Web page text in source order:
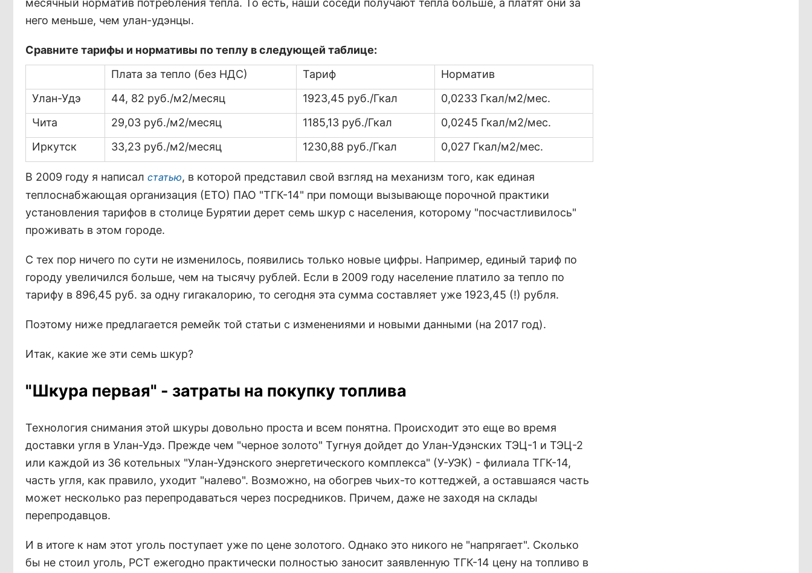
месячный норматив потребления тепла. То есть, наши соседи получают тепла больше, а платят они за
него меньше, чем улан-удэнцы.
Сравните тарифы и нормативы по теплу в следующей таблице:
Плата за тепло (без НДС)
Тариф
Норматив
Улан-Удэ
44, 82 руб./м2/месяц 1923,45 руб./Гкал
0,0233 Гкал/м2/мес.
Чита
29,03 руб./м2/месяц 1185,13 руб./Гкал
0,0245 Гкал/м2/мес.
Иркутск
33,23 руб./м2/месяц 1230,88 руб./Гкал 0,027 Гкал/м2/мес.
В 2009 году я написал статью, в которой представил свой взгляд на механизм того, как единая
теплоснабжающая организация (ЕТО) ПАО "ТГК-14" при помощи вызывающе порочной практики
установления тарифов в столице Бурятии дерет семь шкур с населения, которому "посчастливилось"
проживать в этом городе.
С тех пор ничего по сути не изменилось, появились только новые цифры. Например, единый тариф по
городу увеличился больше, чем на тысячу рублей. Если в 2009 году население платило за тепло по
тарифу в 896,45 руб. за одну гигакалорию, то сегодня эта сумма составляет уже 1923,45 (!) рубля.
Поэтому ниже предлагается ремейк той статьи с изменениями и новыми данными (на 2017 год).
Итак, какие же эти семь шкур?
"Шкура первая" - затраты на покупку топлива
Технология снимания этой шкуры довольно проста и всем понятна. Происходит это еще во время
доставки угля в Улан-Удэ. Прежде чем "черное золото" Тугнуя дойдет до Улан-Удэнских ТЭЦ-1 и ТЭЦ-2
или каждой из 36 котельных "Улан-Удэнского энергетического комплекса" (У-УЭК) - филиала ТГК-14,
часть угля, как правило, уходит "налево". Возможно, на обогрев чьих-то коттеджей, а оставшаяся часть
может несколько раз перепродаваться через посредников. Причем, даже не заходя на склады
перепродавцов.
И в итоге к нам этот уголь поступает уже по цене золотого. Однако это никого не "напрягает". Сколько
бы не стоил уголь, РСТ ежегодно практически полностью заносит заявленную ТГК-14 цену на топливо в